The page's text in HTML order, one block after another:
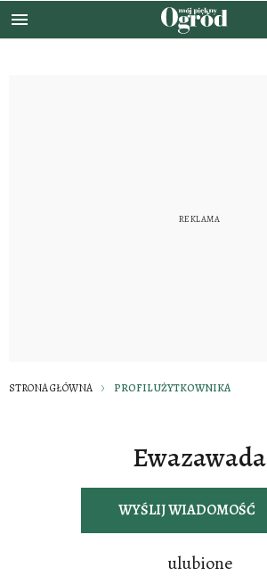
STRONA GŁÓWNA PROFIL UŻYTKOWNIKA
Ewazawada
WYŚLIJ WIADOMOŚĆ
ulubione